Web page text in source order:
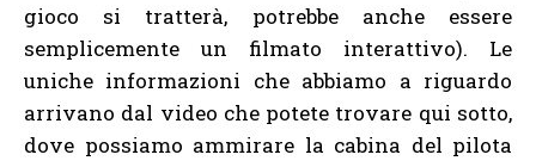
gioco si tratterà, potrebbe anche essere
semplicemente un filmato interattivo). Le
uniche informazioni che abbiamo a riguardo
arrivano dal video che potete trovare qui sotto,
dove possiamo ammirare la cabina del pilota